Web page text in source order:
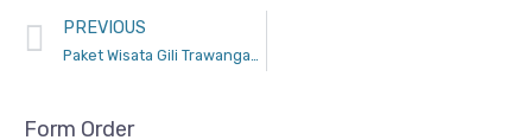
PREVIOUS
Paket Wisata Gili Trawangan 4H3M
Form Order